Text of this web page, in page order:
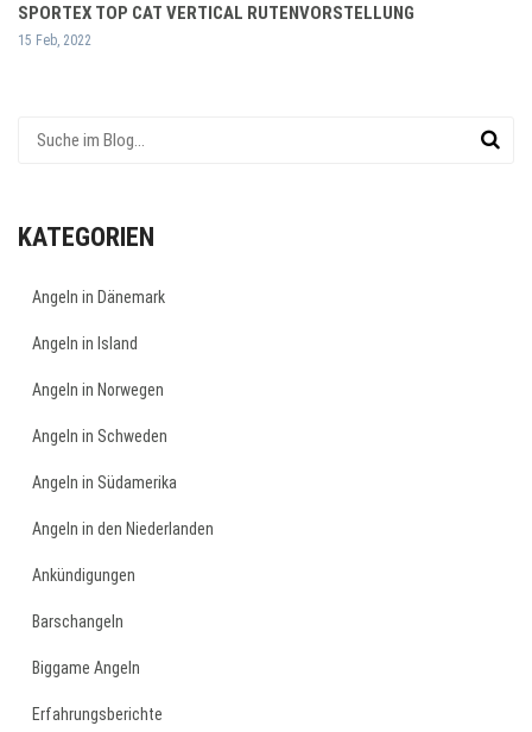
SPORTEX TOP CAT VERTICAL RUTENVORSTELLUNG
15 Feb, 2022
KATEGORIEN
Angeln in Dänemark
Angeln in Island
Angeln in Norwegen
Angeln in Schweden
Angeln in Südamerika
Angeln in den Niederlanden
Ankündigungen
Barschangeln
Biggame Angeln
Erfahrungsberichte